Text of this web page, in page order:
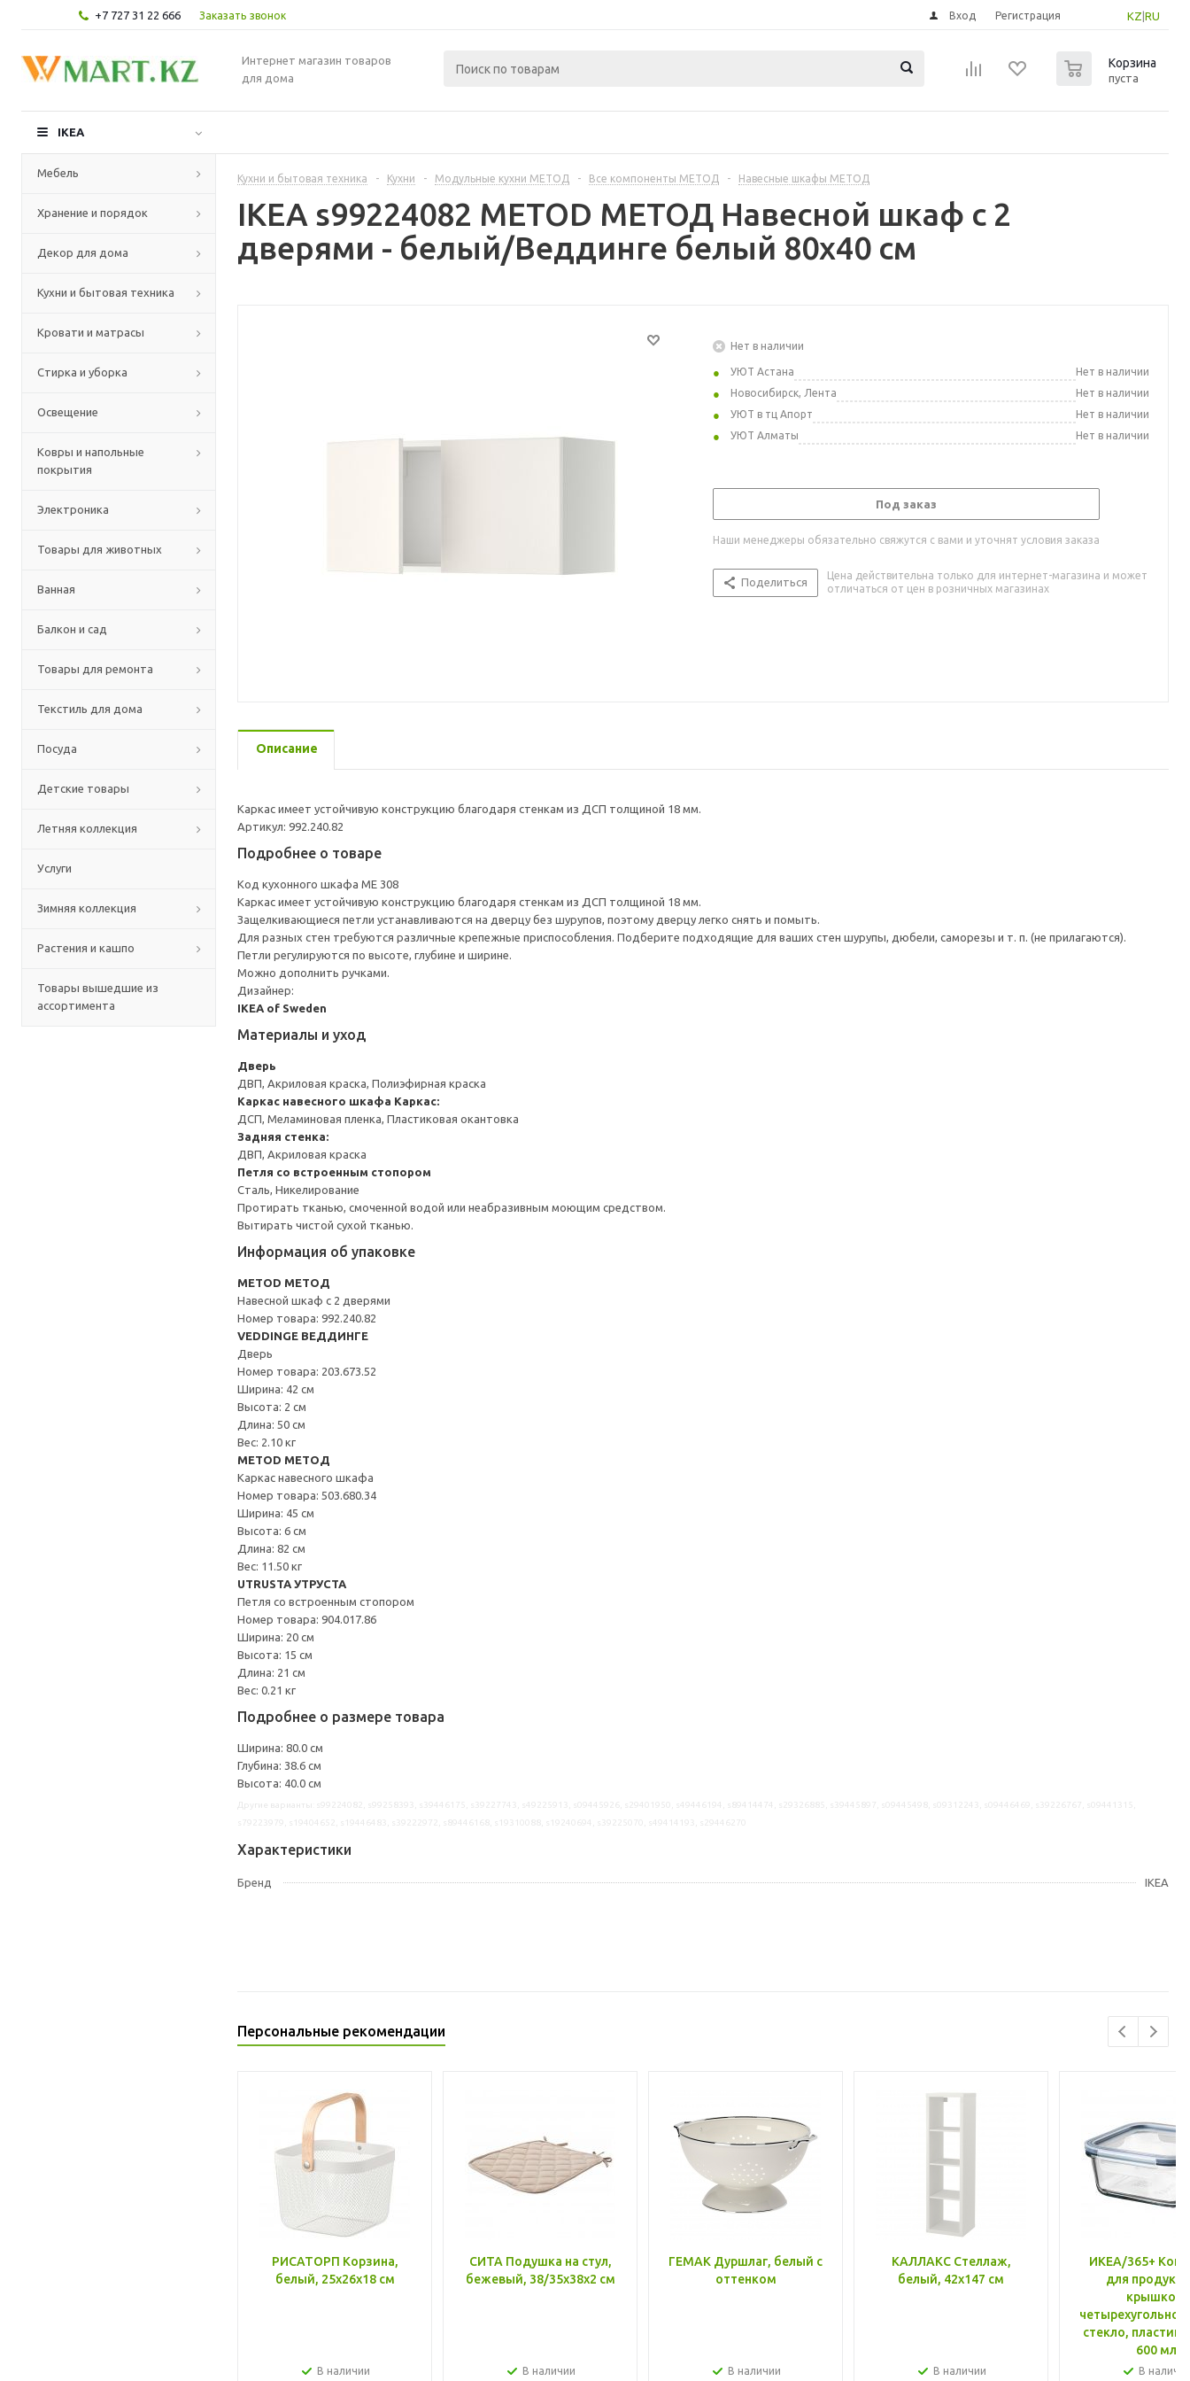
+7 727 31 22 666 Заказать звонок KZ RU
Вход Регистрация
Интернет магазин товаров
для дома
Корзина
пуста
IKEA
Мебель
Хранение и порядок
Декор для дома
Кухни и бытовая техника
Кровати и матрасы
Стирка и уборка
Освещение
Ковры и напольные
покрытия
Электроника
Товары для животных
Ванная
Балкон и сад
Товары для ремонта
Текстиль для дома
Посуда
Детские товары
Летняя коллекция
Услуги
Зимняя коллекция
Растения и кашпо
Товары вышедшие из
ассортимента
Кухни и бытовая техника - Кухни - Модульные кухни МЕТОД - Все компоненты МЕТОД - Навесные шкафы МЕТОД
IKEA s99224082 METOD МЕТОД Навесной шкаф с 2
дверями - белый/Веддинге белый 80x40 см
Нет в наличии
УЮТ Астана
Нет в наличии
Новосибирск, Лента
Нет в наличии
УЮТ в тц Апорт
Нет в наличии
УЮТ Алматы
Нет в наличии
Под заказ
Наши менеджеры обязательно свяжутся с вами и уточнят условия заказа
Поделиться
Цена действительна только для интернет-магазина и может
отличаться от цен в розничных магазинах
Описание
Каркас имеет устойчивую конструкцию благодаря стенкам из ДСП толщиной 18 мм.
Артикул: 992.240.82
Подробнее о товаре
Код кухонного шкафа ME 308
Каркас имеет устойчивую конструкцию благодаря стенкам из ДСП толщиной 18 мм.
Защелкивающиеся петли устанавливаются на дверцу без шурупов, поэтому дверцу легко снять и помыть.
Для разных стен требуются различные крепежные приспособления. Подберите подходящие для ваших стен шурупы, дюбели, саморезы и т. п. (не прилагаются).
Петли регулируются по высоте, глубине и ширине.
Можно дополнить ручками.
Дизайнер:
IKEA of Sweden
Материалы и уход
Дверь
ДВП, Акриловая краска, Полиэфирная краска
Каркас навесного шкафа Каркас:
ДСП, Меламиновая пленка, Пластиковая окантовка
Задняя стенка:
ДВП, Акриловая краска
Петля со встроенным стопором
Сталь, Никелирование
Протирать тканью, смоченной водой или неабразивным моющим средством.
Вытирать чистой сухой тканью.
Информация об упаковке
METOD МЕТОД
Навесной шкаф с 2 дверями
Номер товара: 992.240.82
VEDDINGE ВЕДДИНГЕ
Дверь
Номер товара: 203.673.52
Ширина: 42 см
Высота: 2 см
Длина: 50 см
Вес: 2.10 кг
METOD МЕТОД
Каркас навесного шкафа
Номер товара: 503.680.34
Ширина: 45 см
Высота: 6 см
Длина: 82 см
Вес: 11.50 кг
UTRUSTA УТРУСТА
Петля со встроенным стопором
Номер товара: 904.017.86
Ширина: 20 см
Высота: 15 см
Длина: 21 см
Вес: 0.21 кг
Подробнее о размере товара
Ширина: 80.0 см
Глубина: 38.6 см
Высота: 40.0 см
Характеристики
Бренд IKEA
Персональные рекомендации
РИСАТОРП Корзина,
белый, 25x26x18 см
В наличии
СИТА Подушка на стул,
бежевый, 38/35x38x2 см
В наличии
ГЕМАК Дуршлаг, белый с
оттенком
В наличии
КАЛЛАКС Стеллаж,
белый, 42x147 см
В наличии
ИКЕА/365+
для
крышкой,
стекло, пластик
600 мл
В